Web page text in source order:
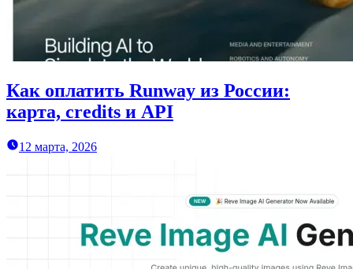
Как оплатить Runway из России:
карта, credits и API
12 марта, 2026